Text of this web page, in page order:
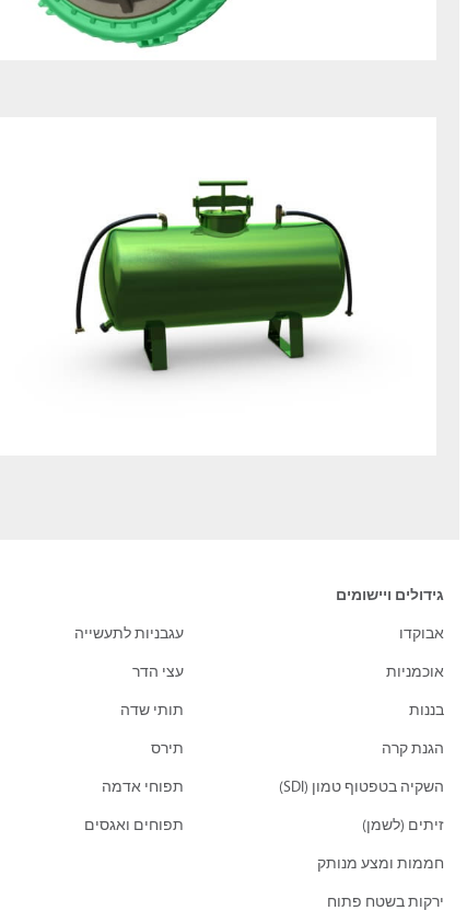
גידולים ויישומים
אבוקדו
אוכמניות
בננות
הגנת קרה
השקיה בטפטוף טמון (SDI)
זיתים (לשמן)
חממות ומצע מנותק
ירקות בשטח פתוח
עגבניות לתעשייה
עצי הדר
תותי שדה
תירס
תפוחי אדמה
תפוחים ואגסים